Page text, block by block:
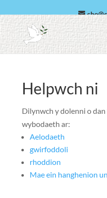
Arabeg
Helpwch ni
Dilynwch y dolenni o dan
wybodaeth ar:
Aelodaeth
gwirfoddoli
rhoddion
Mae ein hanghenion